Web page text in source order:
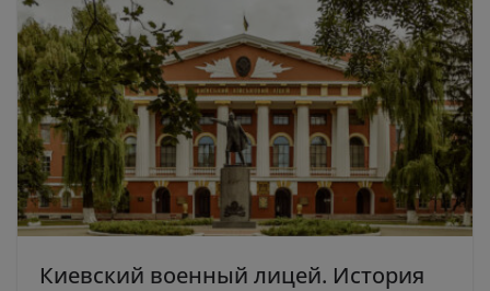
Киевский военный лицей. История